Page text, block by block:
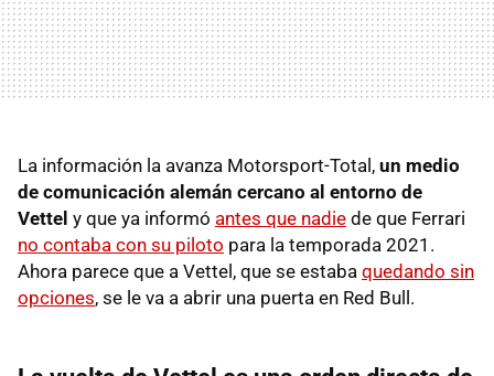
La información la avanza Motorsport-Total, un medio
de comunicación alemán cercano al entorno de
Vettel y que ya informó antes que nadie de que Ferrari
no contaba con su piloto para la temporada 2021.
Ahora parece que a Vettel, que se estaba quedando sin
opciones, se le va a abrir una puerta en Red Bull.